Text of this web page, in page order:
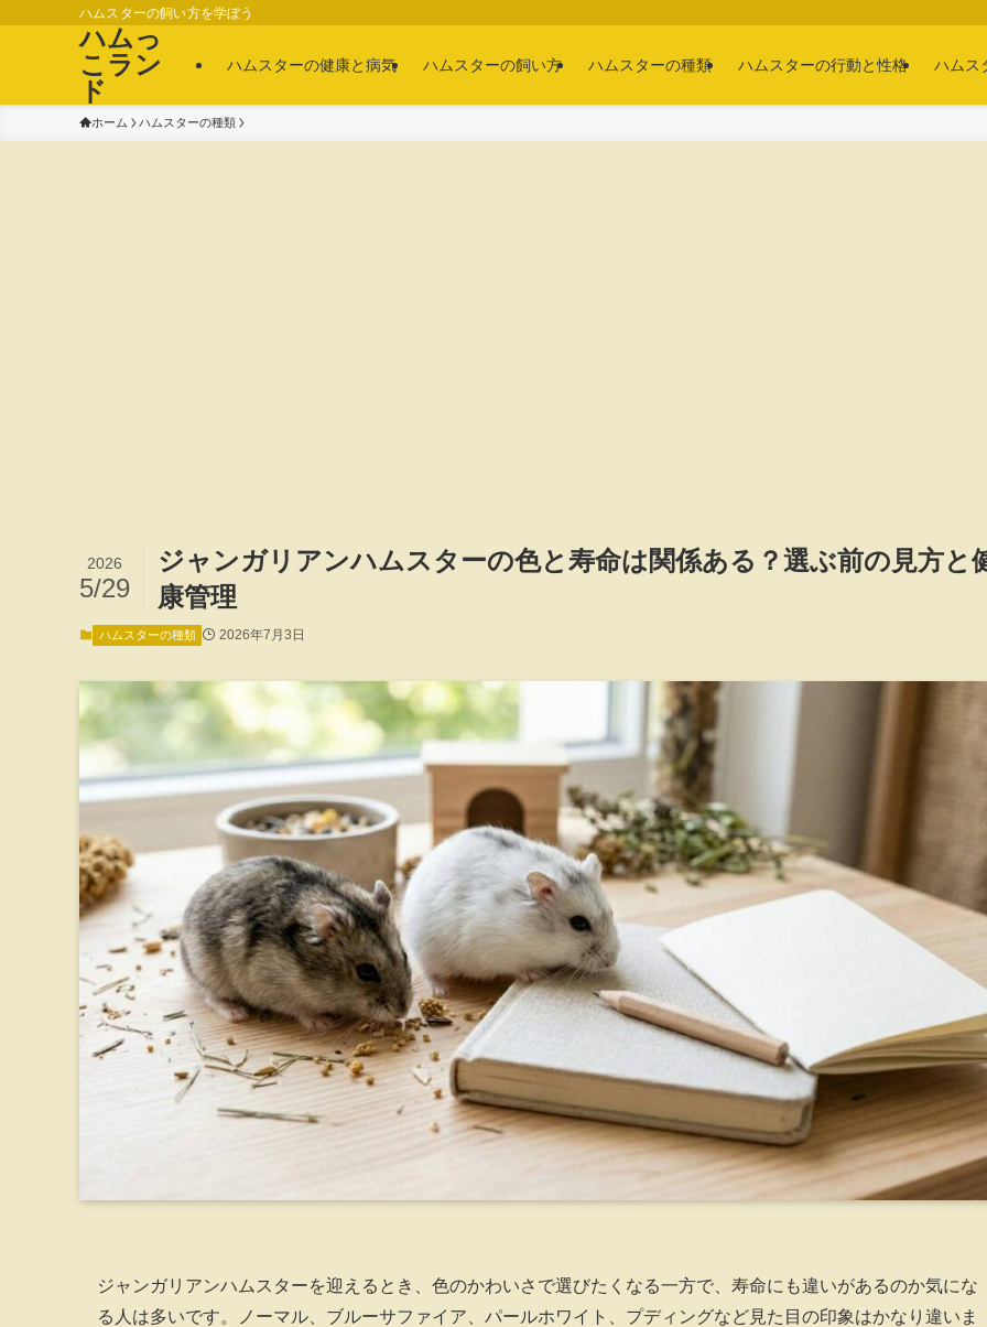
ハムスターの飼い方を学ぼう
ハムっ
こラン
ド
ハムスターの健康と病気 ハムスターの飼い方 ハムスターの種類 ハムスターの行動と性格 ハムス
ホーム ハムスターの種類
ジャンガリアンハムスターの色と寿命は関係ある？選ぶ前の見方と
康管理
2026
5/29
ハムスターの種類 2026年7月3日
ジャンガリアンハムスターを迎えるとき、色のかわいさで選びたくなる一方で、寿命にも違いがあるのか気にな
る人は多いです。ノーマル、ブルーサファイア、パールホワイト、プディングなど見た目の印象はかなり違いま